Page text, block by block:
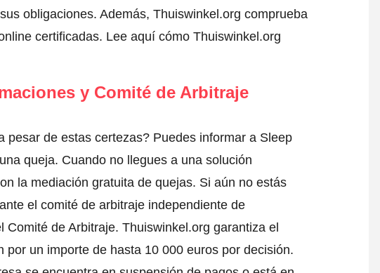
obligaciones. Además, Thuiswinkel.org comprueba
certificadas. Lee aquí cómo Thuiswinkel.org
y Comité de Arbitraje
pesar de estas certezas? Puedes informar a Sleep
queja. Cuando no llegues a una solución
la mediación gratuita de quejas. Si aún no estás
el comité de arbitraje independiente de
Comité de Arbitraje. Thuiswinkel.org garantiza el
un importe de hasta 10 000 euros por decisión.